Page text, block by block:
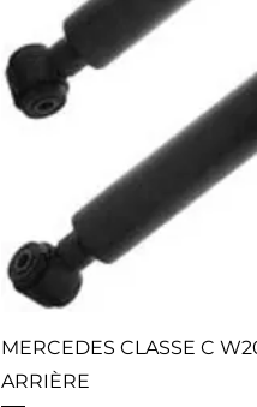
MERCEDES CLASSE C
ARRIÈRE